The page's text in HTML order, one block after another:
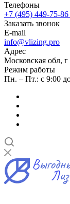
Телефоны
+7 (495) 449-75-86
Заказать звонок
E-mail
info@vlizing.pro
Адрес
Московская обл,
Режим работы
Пн. – Пт.: с 9:00